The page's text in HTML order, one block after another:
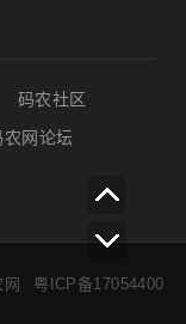
码农社区
农网论坛
网
粤ICP备17054400